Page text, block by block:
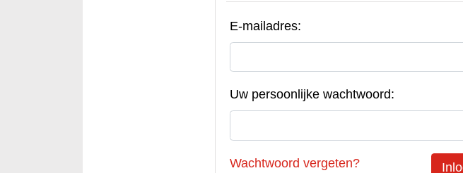
E-mailadres:
Uw persoonlijke wachtwoord:
Wachtwoord vergeten?